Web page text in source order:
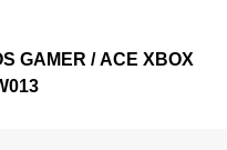
GAMER / ACE XBOX